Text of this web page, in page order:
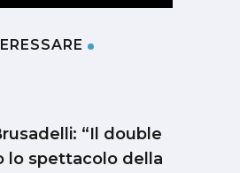
“Il double
lo spettacolo della